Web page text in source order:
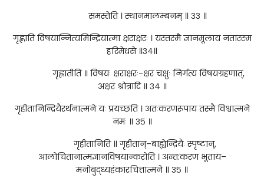
समस्तेति । स्थानमालम्बनम् ॥ ३३ ॥
गृह्णाति विषयान्नित्यमिन्द्रियात्मा क्षराक्षरः । यस्तस्मै ज्ञानमूलाय नतास्स्म
हरिमेधसे ॥३४॥
गृह्णातीति ॥ विषयः क्षराक्षरः-क्षरं चक्षुः निर्गत्य विषयग्रहणात्,
अक्षरं श्रोत्रादि ॥ ३४ ॥
गृहीतानिन्द्रियैरर्थनात्मने यः प्रयच्छति । अतःकरणरूपाय तस्मै विश्वात्मने
नमः ॥ ३५ ॥
गृहीतानिति ॥ गृहीतान्–बाह्येन्द्रियैः स्पृष्टान्,
आलोचितानात्मज्ञानविषयान्करोति । अन्त:करण भूताय–
मनोबुद्ध्यहंकारचित्तात्मने ॥ ३५ ॥